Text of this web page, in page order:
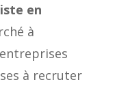
en
à
à recruter